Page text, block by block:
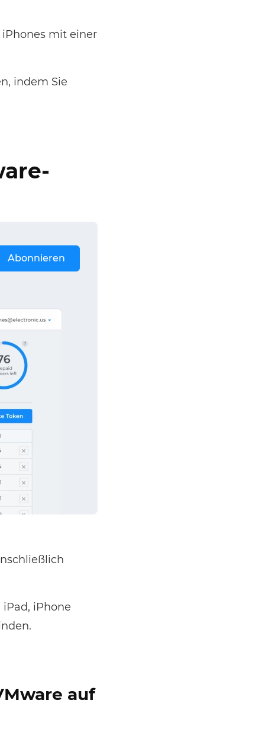
mit einer
indem Sie
Abonnieren
iPhone
auf